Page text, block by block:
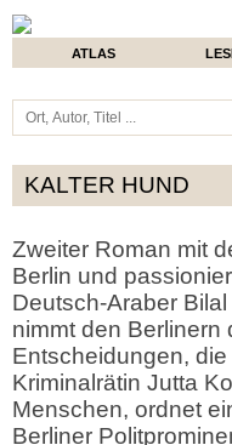
ATLAS
KALTER HUND
Zweiter Roman mit
Berlin und
Deutsch-Araber
nimmt den Berlinern
Entscheidungen,
Kriminalrätin Jutta
Menschen, ordnet
Berliner